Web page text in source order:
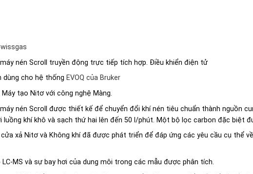
nén Scroll truyền động trực tiếp tích hợp. Điều khiển điện tử
dùng cho hệ thống EVOQ của Bruker
Máy tạo Nitơ với công nghệ Màng.
nén Scroll được thiết kế để chuyển đổi khí nén tiêu chuẩn thành nguồn
luồng khí khô và sạch thứ hai lên đến 50 l/phút. Một bộ lọc carbon đặc biệt
cửa xả Nitơ và Không khí đã được phát triển để đáp ứng các yêu cầu cụ thể
MS và sự bay hơi của dung môi trong các mẫu được phân tích.